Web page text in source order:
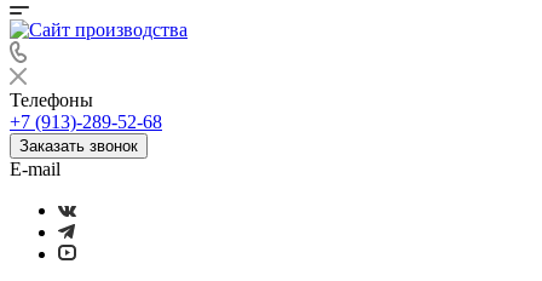
Телефоны
+7 (913)-289-52-68
Заказать звонок
E-mail